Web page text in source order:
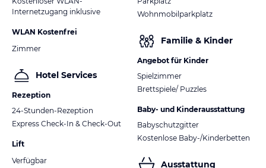
Internetzugang inklusive
WLAN Kostenfrei
Zimmer
Hotel Services
Rezeption
24-Stunden-Rezeption
Express Check-In & Check-Out
Lift
Verfügbar
Wohnmobilparkplatz
Familie & Kinder
Angebot für Kinder
Spielzimmer
Brettspiele/ Puzzles
Baby- und Kinderausstattung
Babyschutzgitter
Kostenlose Baby-/Kinderbetten
Ausstattung